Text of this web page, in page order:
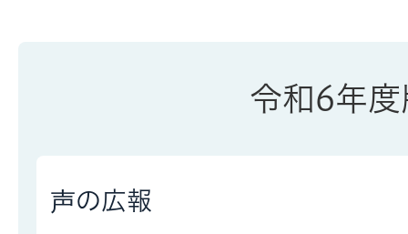
令和6年度
声の広報